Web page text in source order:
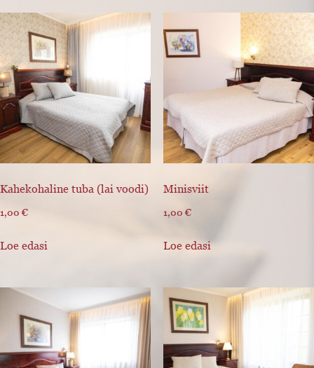
Kahekohaline tuba (lai voodi)
1,00 €
Loe edasi
Minisviit
1,00 €
Loe edasi